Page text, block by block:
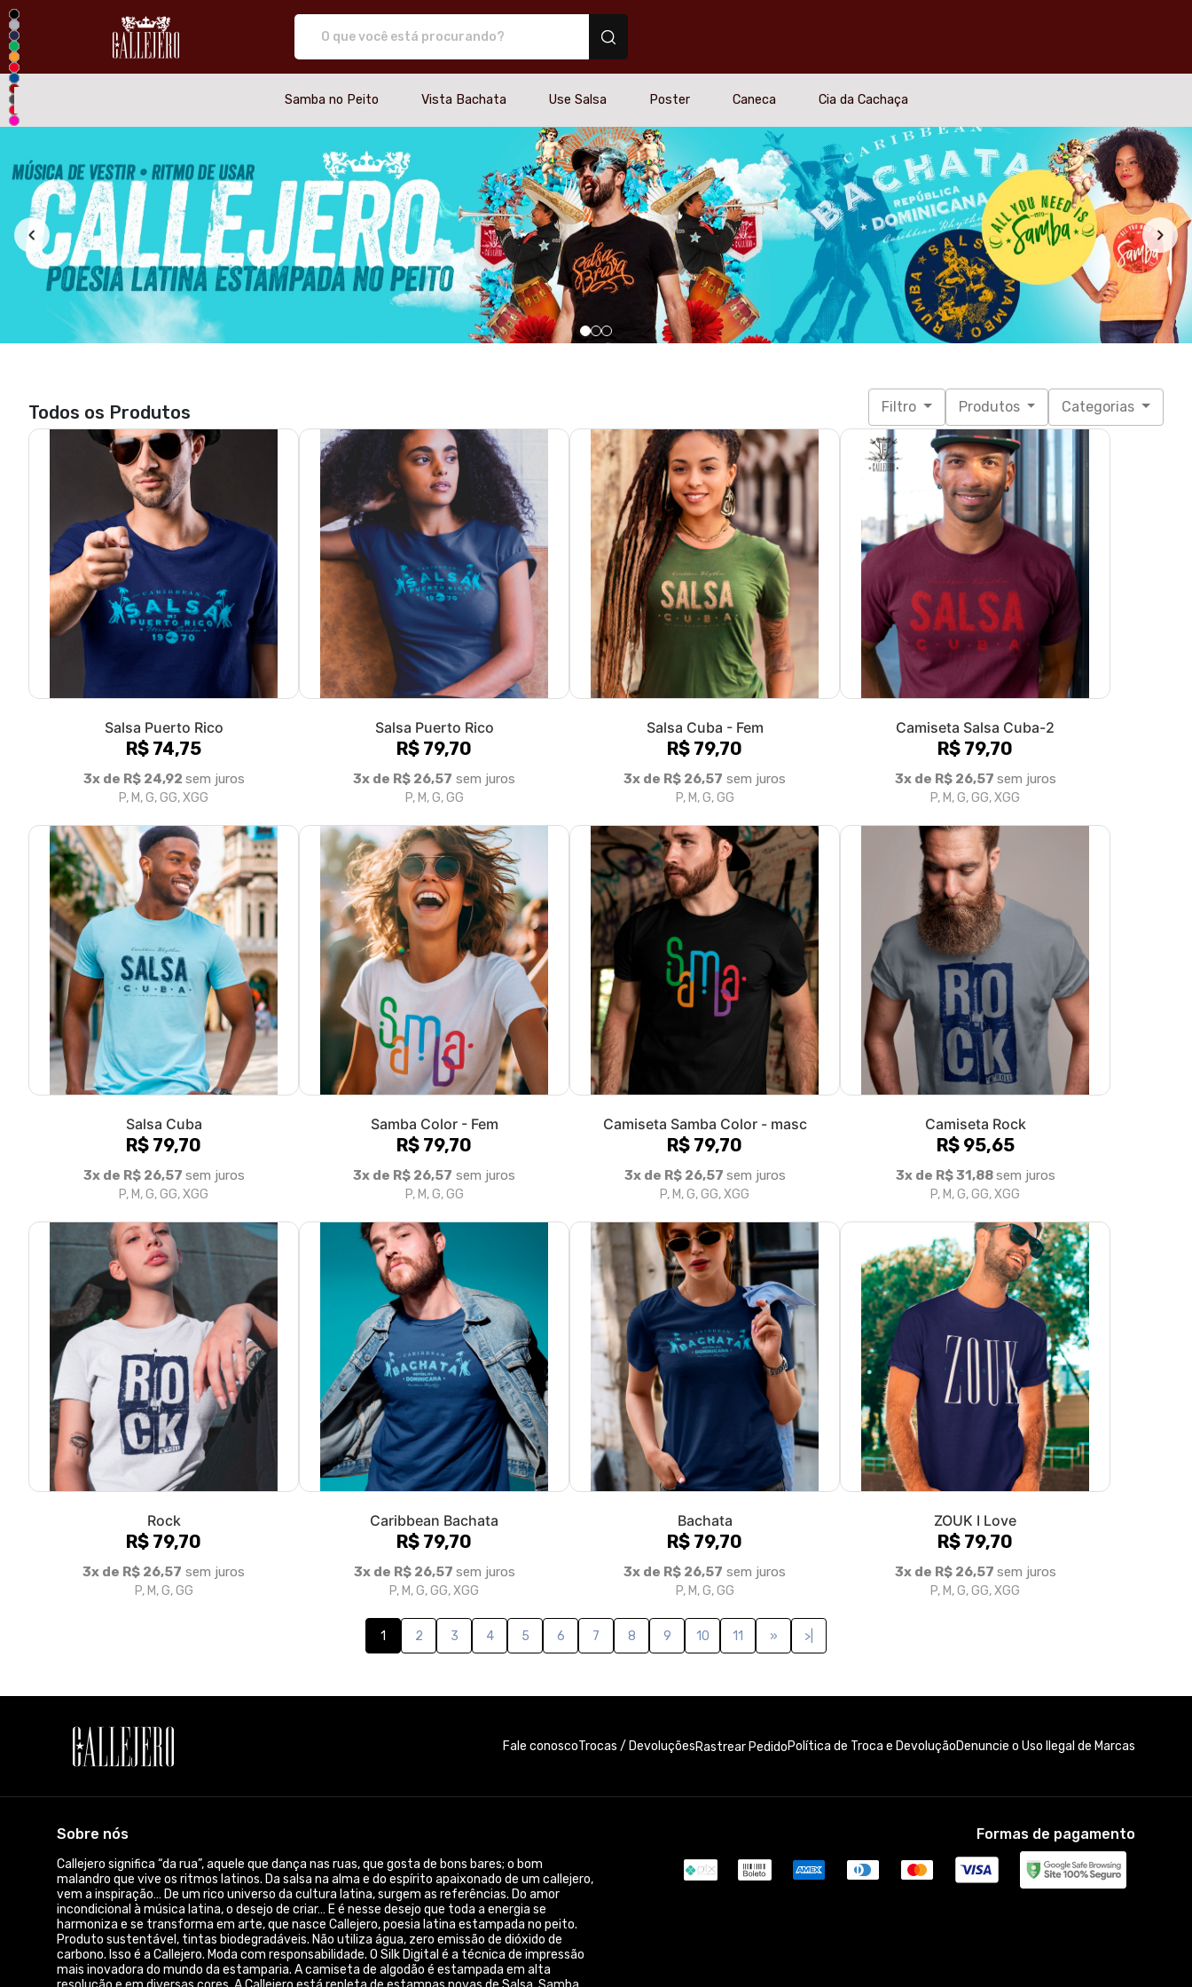
Samba no Peito Vista Bachata Use Salsa Poster Caneca Cia da Cachaça
Todos os Produtos Filtro Produtos Categorias
Salsa Puerto Rico
R$ 74,75
3x de R$ 24,92
P, M, G, GG, XGG
Salsa Puerto Rico
R$ 79,70
3x de R$ 26,57sem juros
P, M, G, GG
Salsa Cuba - Fem
R$ 79,70
3x de R$ 26,57sem juros
P, M, G, GG
Camiseta Salsa Cuba-2
R$ 79,70
3x de R$ 26,57sem juros
P, M, G, GG, XGG
Salsa Cuba
R$ 79,70
3x de R$ 26,57sem juros
P, M, G, GG, XGG
Samba Color - Fem
R$ 79,70
3x de R$ 26,57sem juros
Camiseta Samba Color - masc
R$ 79,70
3x de R$ 26,57sem juros
P, M, G, GG, XGG
Camiseta Rock
R$ 95,65
3x de R$ 31,88sem juros
P, M, G, GG, XGG
Rock
R$ 79,70
3x de R$ 26,57sem juros
P, M, G, GG
Caribbean Bachata
R$ 79,70
3x de R$ 26,57sem juros
P, M, G, GG, XGG
Bachata
R$ 79,70
3x de R$ 26,57 sem juros
R$ 79,70
3x de R$ 26,57sem juros
P, M, G, GG, XGG
1 2 3 4 5 7 8 9 10 » >|
Trocas / Devoluções Rastrear Pedido Política de Troca e DevoluçãoDenuncie o Uso Ilegal de Marcas
vem a inspiração… De um rico universo da cultura latina, surgem as referências. Do amor
harmoniza e se transforma em arte, que nasce Callejero, poesia latina estampada no peito.
Produto sustentável, tintas biodegradáveis. Não utiliza água, zero emissão de dióxido de
carbono. Isso é a Callejero. Moda com responsabilidade. O Silk Digital é a técnica de impressão
mais inovadora do mundo da estamparia. A camiseta de algodão é estampada em alta
Bachata e outras. Música de vestir. callejerocamiseteria@gmail.com
© Dados do vendedor: CPF 157.196.848-24
Acompanhe-nos: